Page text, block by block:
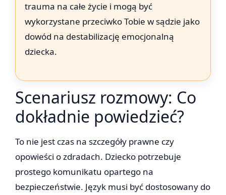
trauma na całe życie i mogą być
wykorzystane przeciwko Tobie w sądzie jako
dowód na destabilizację emocjonalną
dziecka.
Scenariusz rozmowy: Co
dokładnie powiedzieć?
To nie jest czas na szczegóły prawne czy
opowieści o zdradach. Dziecko potrzebuje
prostego komunikatu opartego na
bezpieczeństwie. Język musi być dostosowany do